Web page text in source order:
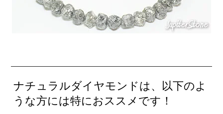
ナチュラルダイヤモンドは、以下のよ
うな方には特におススメです！